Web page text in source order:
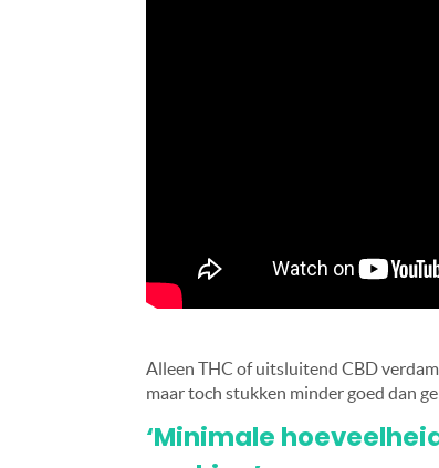
Alleen THC of uitsluitend CBD
maar toch stukken minder goed dan
‘Minimale